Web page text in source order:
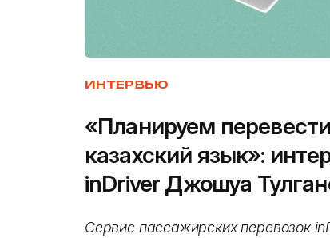
ИНТЕРВЬЮ
«Планируем
казахский язык»:
inDriver Джошуа
Сервис пассажирских перевозок